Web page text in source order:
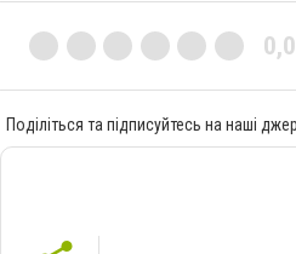
0,0
Поділіться та підписуйтесь на наші